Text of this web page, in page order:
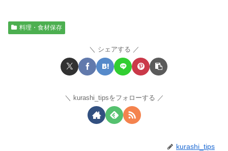
料理・食材保存
シェアする
kurashi_tipsをフォローする
kurashi_tips